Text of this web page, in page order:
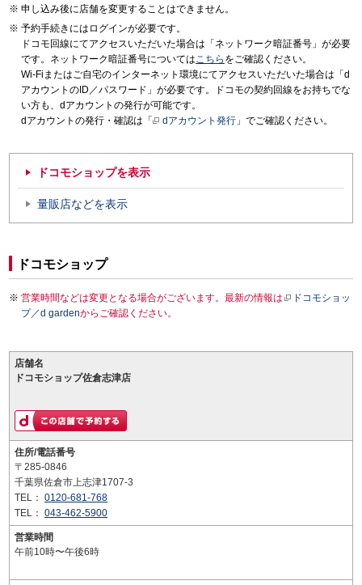
申し込み後に店舗を変更することはできません。
予約手続きにはログインが必要です。
ドコモ回線にてアクセスいただいた場合は「ネットワーク暗証番号」が必要
です。ネットワーク暗証番号についてはこちら をご確認ください。
Wi-Fiまたはご自宅のインターネット環境にてアクセスいただいた場合は「d
アカウントのID／パスワード」が必要です。ドコモの契約回線をお持ちでな
い方も、dアカウントの発行が可能です。
dアカウントの発行・確認は「
dアカウント発行 」でご確認ください。
ドコモショップを表示
量販店などを表示
ドコモショップ
営業時間などは変更となる場合がございます。最新の情報は
ドコモショッ
プ／d gardenからご確認ください。
店舗名
ドコモショップ佐倉志津店
住所/電話番号
〒285-0846
千葉県佐倉市上志津1707-3
TEL： 0120-681-768
TEL： 043-462-5900
営業時間
午前10時〜午後6時